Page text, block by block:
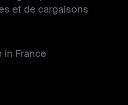
et de cargaisons
in France